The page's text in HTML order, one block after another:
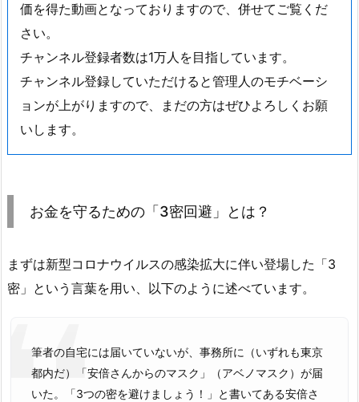
価を得た動画となっておりますので、併せてご覧くだ
さい。
チャンネル登録者数は1万人を目指しています。
チャンネル登録していただけると管理人のモチベーシ
ョンが上がりますので、まだの方はぜひよろしくお願
いします。
お金を守るための「3密回避」とは？
まずは新型コロナウイルスの感染拡大に伴い登場した「3
密」という言葉を用い、以下のように述べています。
筆者の自宅には届いていないが、事務所に（いずれも東京
都内だ）「安倍さんからのマスク」（アベノマスク）が届
いた。「3つの密を避けましょう！」と書いてある安倍さ